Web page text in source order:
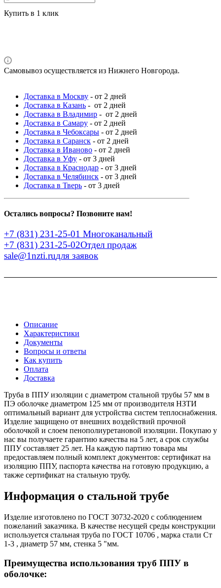
Купить в 1 клик
Самовывоз осуществляется из Нижнего Новгорода.
Доставка в Москву - от 2 дней
Доставка в Казань - от 2 дней
Доставка в Владимир - от 2 дней
Доставка в Самару - от 2 дней
Доставка в Чебоксары - от 2 дней
Доставка в Саранск - от 2 дней
Доставка в Иваново - от 2 дней
Доставка в Уфу - от 3 дней
Доставка в Краснодар - от 3 дней
Доставка в Челябинск - от 3 дней
Доставка в Тверь - от 3 дней
Остались вопросы? Позвоните нам!
+7 (831) 231-25-01 Многоканальный
+7 (831) 231-25-02Отдел продаж
sale@1nzti.ruдля заявок
Описание
Характеристики
Документы
Вопросы и ответы
Как купить
Оплата
Доставка
Труба в ППУ изоляции с диаметром стальной трубы 57 мм в
ПЭ оболочке диаметром 125 мм от производителя НЗТИ
оптимальный вариант для устройства систем теплоснабжения.
Изделие защищено от внешних воздействий прочной
оболочкой и слоем пенополиуретановой изоляции. Покупаю у
нас вы получаете гарантию качества на 5 лет, а срок службы
ППУ составляет 25 лет. На каждую партию товара мы
предоставляем полный комплект документов: сертификат на
изоляцию ППУ, паспорта качества на готовую продукцию, а
также сертификат на стальную трубу.
Информация о стальной трубе
Изделие изготовлено по ГОСТ 30732-2020 с соблюдением
пожеланий заказчика. В качестве несущей среды конструкции
используется стальная труба по ГОСТ 10706 , марка стали Ст
1-3 , диаметр 57 мм, стенка 5 "мм.
Преимущества использования труб ППУ в
оболочке: